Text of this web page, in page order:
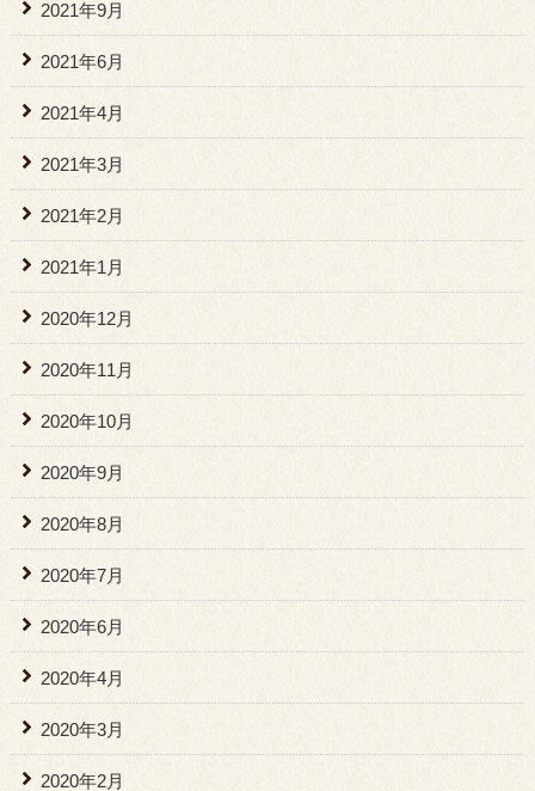
2021年9月
2021年6月
2021年4月
2021年3月
2021年2月
2021年1月
2020年12月
2020年11月
2020年10月
2020年9月
2020年8月
2020年7月
2020年6月
2020年4月
2020年3月
2020年2月